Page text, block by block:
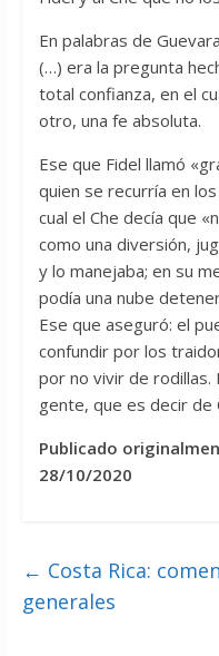
En palabras de
(…) era la pregunta
total confianza, en el
otro, una fe absoluta.
Ese que Fidel llamó
quien se recurría en
cual el Che decía que
como una diversión,
y lo manejaba; en su
podía una nube
Ese que aseguró: el
confundir por los
por no vivir de rodillas.
gente, que es decir de
Publicado
28/10/2020
← Costa Rica:
generales